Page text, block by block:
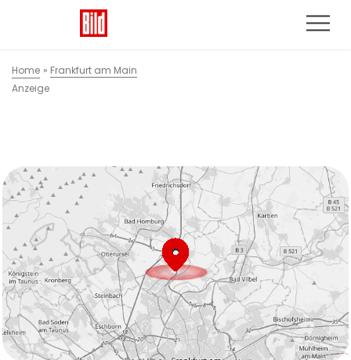
Home » Frankfurt am Main
Anzeige